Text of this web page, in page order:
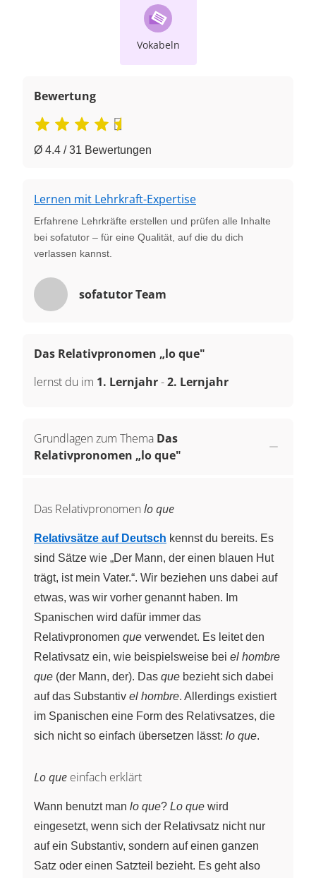
Vokabeln
Bewertung
Ø 4.4 / 31 Bewertungen
Lernen mit Lehrkraft-Expertise
Erfahrene Lehrkräfte erstellen und prüfen alle Inhalte
bei sofatutor – für eine Qualität, auf die du dich
verlassen kannst.
sofatutor Team
Das Relativpronomen „lo que"
lernst du im 1. Lernjahr-2. Lernjahr
Grundlagen zum Thema Das
Relativpronomen „lo que"
Das Relativpronomen lo que
Relativsätze auf Deutsch kennst du bereits. Es
sind Sätze wie „Der Mann, der einen blauen Hut
trägt, ist mein Vater.“. Wir beziehen uns dabei auf
etwas, was wir vorher genannt haben. Im
Spanischen wird dafür immer das
Relativpronomen que verwendet. Es leitet den
Relativsatz ein, wie beispielsweise bei el hombre
que (der Mann, der). Das que bezieht sich dabei
auf das Substantiv el hombre. Allerdings existiert
im Spanischen eine Form des Relativsatzes, die
sich nicht so einfach übersetzen lässt: lo que.
Lo que einfach erklärt
Wann benutzt man lo que? Lo que wird
eingesetzt, wenn sich der Relativsatz nicht nur
auf ein Substantiv, sondern auf einen ganzen
Satz oder einen Satzteil bezieht. Es geht also